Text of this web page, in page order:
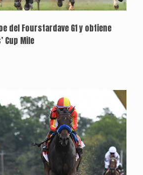
del Fourstardave G1 y obtiene
Cup Mile